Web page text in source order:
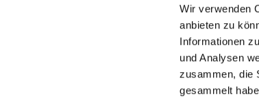
Wir verwenden
anbieten zu
Informationen
und Analysen
zusammen, die
gesammelt